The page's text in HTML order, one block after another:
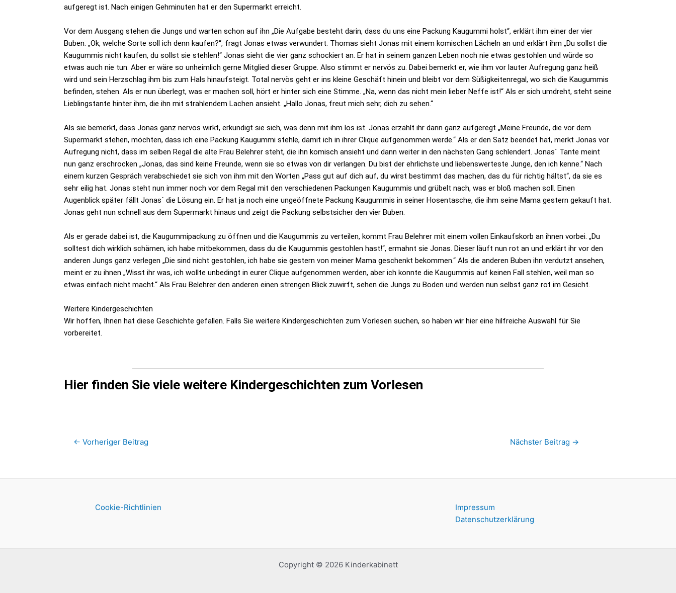
aufgeregt ist. Nach einigen Gehminuten hat er den Supermarkt erreicht.
Vor dem Ausgang stehen die Jungs und warten schon auf ihn „Die Aufgabe besteht darin, dass du uns eine Packung Kaugummi holst“, erklärt ihm einer der vier
Buben. „Ok, welche Sorte soll ich denn kaufen?“, fragt Jonas etwas verwundert. Thomas sieht Jonas mit einem komischen Lächeln an und erklärt ihm „Du sollst die
Kaugummis nicht kaufen, du sollst sie stehlen!“ Jonas sieht die vier ganz schockiert an. Er hat in seinem ganzen Leben noch nie etwas gestohlen und würde so
etwas auch nie tun. Aber er wäre so unheimlich gerne Mitglied dieser Gruppe. Also stimmt er nervös zu. Dabei bemerkt er, wie ihm vor lauter Aufregung ganz heiß
wird und sein Herzschlag ihm bis zum Hals hinaufsteigt. Total nervös geht er ins kleine Geschäft hinein und bleibt vor dem Süßigkeitenregal, wo sich die Kaugummis
befinden, stehen. Als er nun überlegt, was er machen soll, hört er hinter sich eine Stimme. „Na, wenn das nicht mein lieber Neffe ist!“ Als er sich umdreht, steht seine
Lieblingstante hinter ihm, die ihn mit strahlendem Lachen ansieht. „Hallo Jonas, freut mich sehr, dich zu sehen.“
Als sie bemerkt, dass Jonas ganz nervös wirkt, erkundigt sie sich, was denn mit ihm los ist. Jonas erzählt ihr dann ganz aufgeregt „Meine Freunde, die vor dem
Supermarkt stehen, möchten, dass ich eine Packung Kaugummi stehle, damit ich in ihrer Clique aufgenommen werde.“ Als er den Satz beendet hat, merkt Jonas vor
Aufregung nicht, dass im selben Regal die alte Frau Belehrer steht, die ihn komisch ansieht und dann weiter in den nächsten Gang schlendert. Jonas´ Tante meint
nun ganz erschrocken „Jonas, das sind keine Freunde, wenn sie so etwas von dir verlangen. Du bist der ehrlichste und liebenswerteste Junge, den ich kenne.“ Nach
einem kurzen Gespräch verabschiedet sie sich von ihm mit den Worten „Pass gut auf dich auf, du wirst bestimmt das machen, das du für richtig hältst“, da sie es
sehr eilig hat. Jonas steht nun immer noch vor dem Regal mit den verschiedenen Packungen Kaugummis und grübelt nach, was er bloß machen soll. Einen
Augenblick später fällt Jonas´ die Lösung ein. Er hat ja noch eine ungeöffnete Packung Kaugummis in seiner Hosentasche, die ihm seine Mama gestern gekauft hat.
Jonas geht nun schnell aus dem Supermarkt hinaus und zeigt die Packung selbstsicher den vier Buben.
Als er gerade dabei ist, die Kaugummipackung zu öffnen und die Kaugummis zu verteilen, kommt Frau Belehrer mit einem vollen Einkaufskorb an ihnen vorbei. „Du
solltest dich wirklich schämen, ich habe mitbekommen, dass du die Kaugummis gestohlen hast!“, ermahnt sie Jonas. Dieser läuft nun rot an und erklärt ihr vor den
anderen Jungs ganz verlegen „Die sind nicht gestohlen, ich habe sie gestern von meiner Mama geschenkt bekommen.“ Als die anderen Buben ihn verdutzt ansehen,
meint er zu ihnen „Wisst ihr was, ich wollte unbedingt in eurer Clique aufgenommen werden, aber ich konnte die Kaugummis auf keinen Fall stehlen, weil man so
etwas einfach nicht macht.“ Als Frau Belehrer den anderen einen strengen Blick zuwirft, sehen die Jungs zu Boden und werden nun selbst ganz rot im Gesicht.
Weitere Kindergeschichten
Wir hoffen, Ihnen hat diese Geschichte gefallen. Falls Sie weitere Kindergeschichten zum Vorlesen suchen, so haben wir hier eine hilfreiche Auswahl für Sie
vorbereitet.
Hier finden Sie viele weitere Kindergeschichten zum Vorlesen
← Vorheriger Beitrag Nächster Beitrag →
Cookie-Richtlinien
Impressum
Datenschutzerklärung
Copyright © 2026 Kinderkabinett